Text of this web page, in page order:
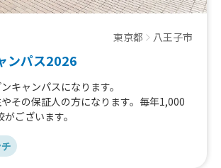
東京都 八王子市
ンパス2026
キャンパスになります。
その保証人の方になります。毎年1,000
ございます。